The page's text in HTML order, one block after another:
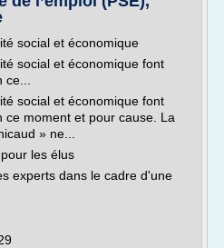
social et économique
social et économique font
social et économique font
ce moment et pour cause. La
» ne...
les élus
experts dans le cadre d'une